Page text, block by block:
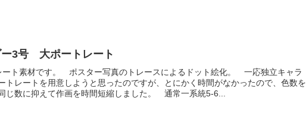
ー3号 大ポートレート
ート素材です。 ポスター写真のトレースによるドット絵化。 一応独立キャラ
トレートを用意しようと思ったのですが、とにかく時間がなかったので、色数を
じ数に抑えて作画を時間短縮しました。 通常一系統5-6...